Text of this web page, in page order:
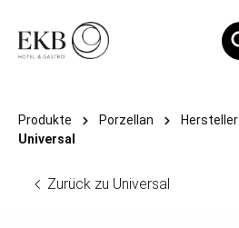
Produkte Porzellan Hersteller
Universal
Zurück zu Universal